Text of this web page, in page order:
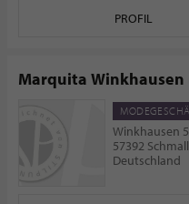
PROFIL
Marquita Winkhausen
Winkhausen 5
57392
Deutschland